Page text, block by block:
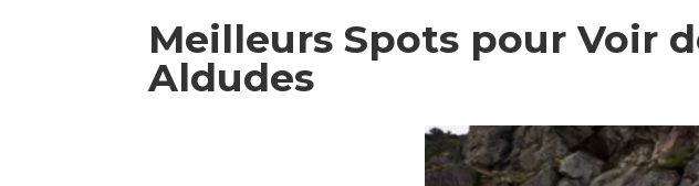
Meilleurs Spots pour Voir
Aldudes